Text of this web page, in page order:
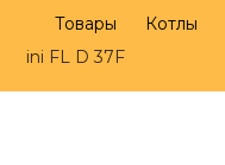
Товары Котлы
ini FL D 37F